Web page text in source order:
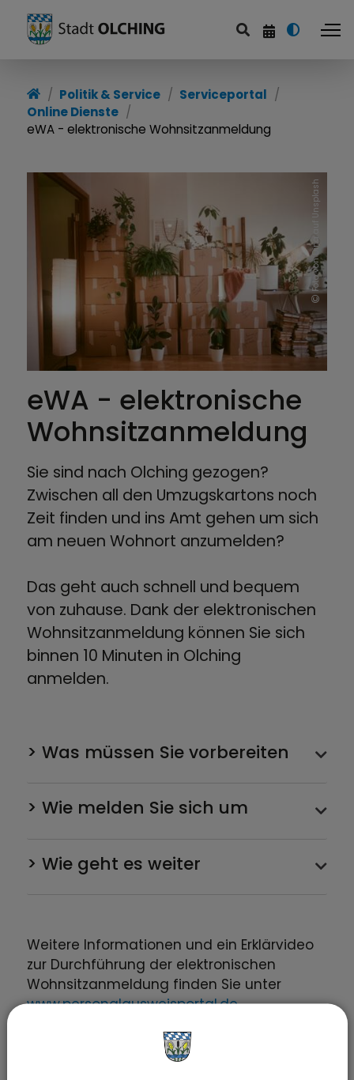
Online Dienste
Schadensmelder
Mängelanzeiger städt. Wohnungen
Notruftafel
Schädlingsbekämpfung
Kontakt
Politik & Service
Serviceportal
Online Dienste
eWA - elektronische Wohnsitzanmeldung
Foto von Dina auf Unsplash
eWA - elektronische
Wohnsitzanmeldung
Sie sind nach Olching gezogen?
Zwischen all den Umzugskartons noch
Zeit finden und ins Amt gehen um sich
am neuen Wohnort anzumelden?
Das geht auch schnell und bequem
von zuhause. Dank der elektronischen
Wohnsitzanmeldung können Sie sich
binnen 10 Minuten in Olching
anmelden.
> Was müssen Sie vorbereiten
> Wie melden Sie sich um
> Wie geht es weiter
Weitere Informationen und ein Erklärvideo
zur Durchführung der elektronischen
Wohnsitzanmeldung finden Sie unter
www.personalausweisportal.de
Alternativ: Vereinbaren Sie einen